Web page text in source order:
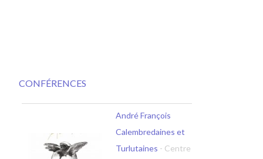
CONFÉRENCES
André François
Calembredaines et
Turlutaines - Centre